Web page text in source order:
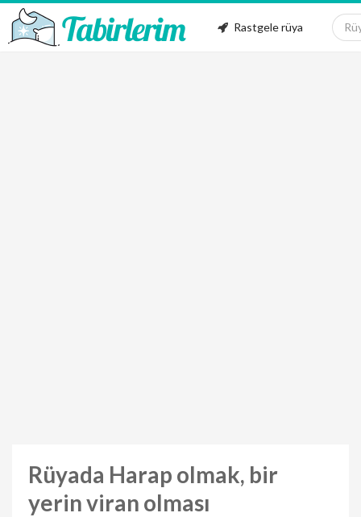
Rastgele rüya
Rüyada Harap olmak, bir
yerin viran olması